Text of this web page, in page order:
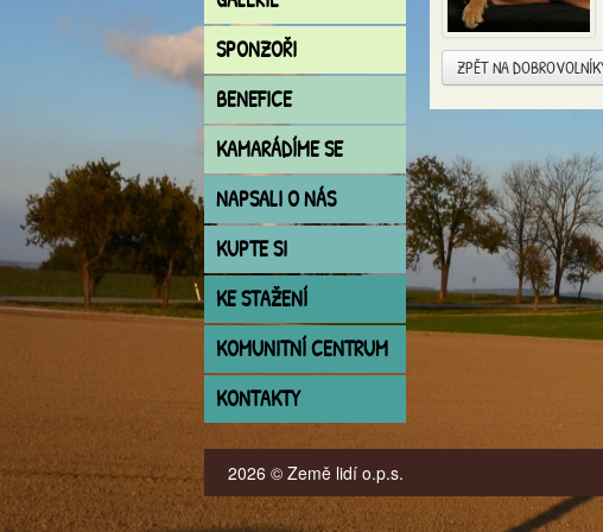
SPONZOŘI
BENEFICE
KAMARÁDÍME SE
NAPSALI O NÁS
KUPTE SI
KE STAŽENÍ
KOMUNITNÍ CENTRUM
KONTAKTY
ZPĚT NA
2026 © Země lidí o.p.s.